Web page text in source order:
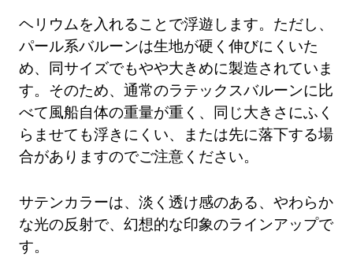
ヘリウムを入れることで浮遊します。ただし、
パール系バルーンは生地が硬く伸びにくいた
め、同サイズでもやや大きめに製造されていま
す。そのため、通常のラテックスバルーンに比
べて風船自体の重量が重く、同じ大きさにふく
らませても浮きにくい、または先に落下する場
合がありますのでご注意ください。
サテンカラーは、淡く透け感のある、やわらか
な光の反射で、幻想的な印象のラインアップで
す。